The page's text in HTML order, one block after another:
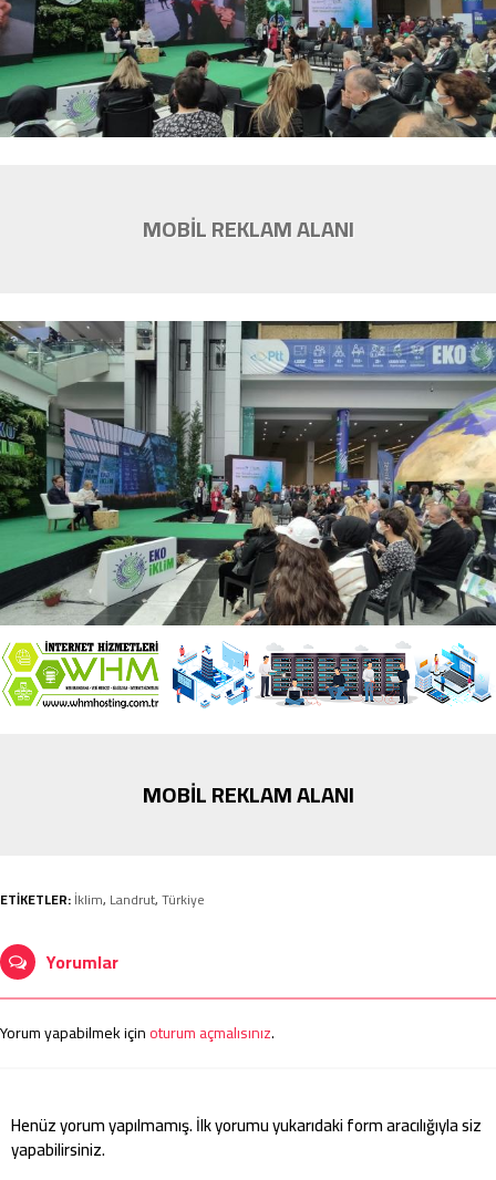
MOBİL REKLAM ALANI
MOBİL REKLAM ALANI
ETİKETLER:İklim, Landrut,Türkiye
Yorumlar
Yorum yapabilmek içinoturum açmalısınız.
Henüz yorum yapılmamış. İlk yorumu yukarıdaki form aracılığıyla siz
yapabilirsiniz.